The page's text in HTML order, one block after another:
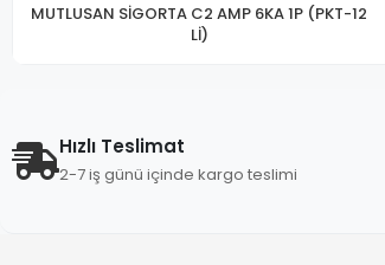
MUTLUSAN SİGORTA C2 AMP 6KA 1P (PKT-12
Lİ)
Hızlı Teslimat
2-7 iş günü içinde kargo teslimi